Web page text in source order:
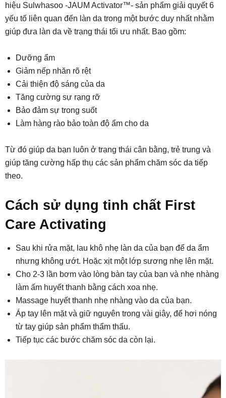
hiệu Sulwhasoo -JAUM Activator™- sản phẩm giải quyết 6
yếu tố liên quan đến làn da trong một bước duy nhất nhằm
giúp đưa làn da về trạng thái tối ưu nhất. Bao gồm:
Dưỡng ẩm
Giảm nếp nhăn rõ rệt
Cải thiện độ sáng của da
Tăng cường sự rạng rỡ
Bảo đảm sự trong suốt
Làm hàng rào bảo toàn độ ẩm cho da
Từ đó giúp da bạn luôn ở trạng thái cân bằng, trẻ trung và
giúp tăng cường hấp thụ các sản phẩm chăm sóc da tiếp
theo.
Cách sử dụng tinh chất First
Care Activating
Sau khi rửa mặt, lau khô nhẹ làn da của bạn để da ẩm
nhưng không ướt. Hoặc xịt một lớp sương nhẹ lên mặt.
Cho 2-3 lần bơm vào lòng bàn tay của bạn và nhẹ nhàng
làm ấm huyết thanh bằng cách xoa nhẹ.
Massage huyết thanh nhẹ nhàng vào da của bạn.
Áp tay lên mặt và giữ nguyên trong vài giây, để hơi nóng
từ tay giúp sản phẩm thẩm thấu.
Tiếp tục các bước chăm sóc da còn lại.